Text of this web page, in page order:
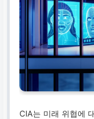
CIA는 미래 위협에